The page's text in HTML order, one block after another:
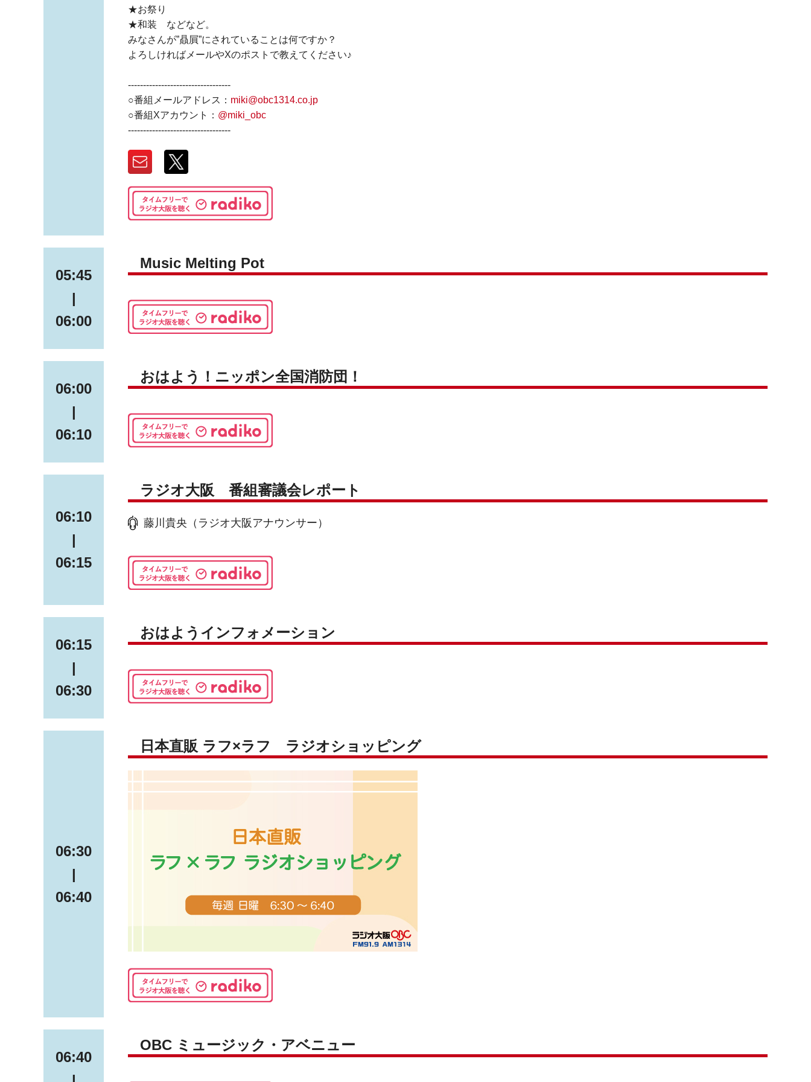
★お祭り
★和装 などなど。
みなさんが”贔屓”にされていることは何ですか？
よろしければメールやXのポストで教えてください♪
----------------------------------
○番組メールアドレス： miki@obc1314.co.jp
○番組Xアカウント： @miki_obc
----------------------------------
05:45
|
06:00
Music Melting Pot
06:00
|
06:10
おはよう！ニッポン全国消防団！
06:10
|
06:15
ラジオ大阪 番組審議会レポート
藤川貴央（ラジオ大阪アナウンサー）
06:15
|
06:30
おはようインフォメーション
06:30
|
06:40
日本直販 ラフ×ラフ ラジオショッピング
06:40
OBC ミュージック・アベニュー